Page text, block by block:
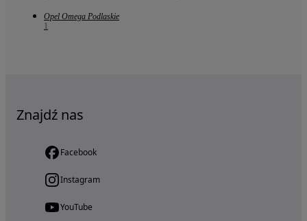
Opel Omega Podlaskie
1
Znajdź nas
Facebook
Instagram
YouTube